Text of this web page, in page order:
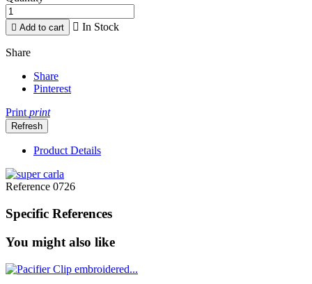
 Add to cart  In Stock
Share
Share
Pinterest
Printprint
Product Details
Reference 0726
Specific References
You might also like